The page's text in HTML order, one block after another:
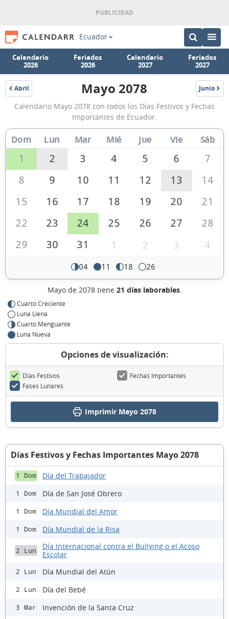
Ecuador
Calendario
2026
Feriados
2026
Calendario
2027
Feriados
2027
Abril
2078
Calendario
Mayo
2078
de
Ecuador
Mayo 2078 Junio
2078
Calendario Mayo 2078 con todos los Días Festivos y Fechas
Importantes de Ecuador.
Dom Lun Mar Mié Jue Vie Sáb
1 2 3 4 5 6
7
8
9 10 11 12 13
14
15
16 17 18 19 20
21
22
23 24 25 26 27
28
29
30 31 1 2 3 4
04 11 18 26
Mayo de 2078 tiene 21 días laborables.
Cuarto Creciente
Luna Llena
Cuarto Menguante
Luna Nueva
Opciones de visualización:
Días Festivos
Fechas Importantes
Fases Lunares
Imprimir Mayo 2078
Días Festivos y Fechas Importantes Mayo 2078
1 Dom Día del Trabajador
1 Dom Día de San José Obrero
1 Dom Día Mundial del Amor
1 Dom Día Mundial de la Risa
2 Lun
Día Internacional contra el Bullying o el Acoso
Escolar
2 Lun Día Mundial del Atún
2 Lun Día del Bebé
3 Mar Invención de la Santa Cruz